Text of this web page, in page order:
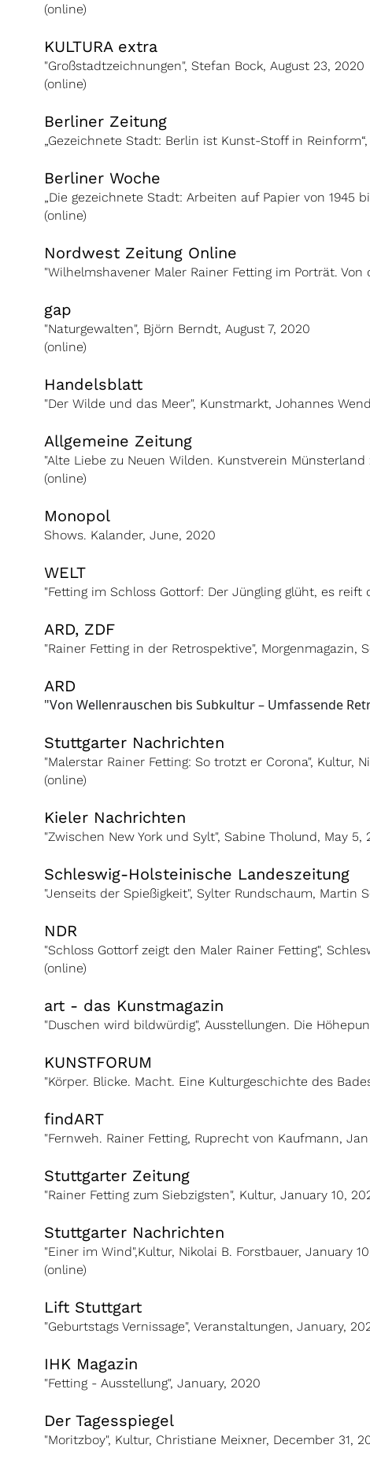
(online)
KULTURA extra
"Großstadtzeichnungen", Stefan Bock, August 23, 2020
(online)
Berliner Zeitung
„Gezeichnete Stadt: Berlin ist Kunst-Stoff in
Berliner Woche
„Die gezeichnete Stadt: Arbeiten auf Papier von 1945
(online)
Nordwest Zeitung Online
"Wilhelmshavener Maler Rainer Fetting im Porträt.
gap
"Naturgewalten", Björn Berndt, August 7, 2020
(online)
Handelsblatt
"Der Wilde und das Meer", Kunstmarkt, Johannes
Allgemeine Zeitung
"Alte Liebe zu Neuen Wilden. Kunstverein
(online)
Monopol
Shows. Kalander, June, 2020
WELT
"Fetting im Schloss Gottorf: Der Jüngling glüht, es reift
ARD, ZDF
"Rainer Fetting in der Retrospektive", Morgenmagazin,
ARD
"Von Wellenrauschen bis Subkultur – Umfassende
Stuttgarter Nachrichten
"Malerstar Rainer Fetting: So trotzt er Corona", Kultur,
(online)
Kieler Nachrichten
"Zwischen New York und Sylt", Sabine Tholund, May 5,
Schleswig-Holsteinische Landeszeitung
"Jenseits der Spießigkeit", Sylter Rundschaum, Martin
NDR
"Schloss Gottorf zeigt den Maler Rainer Fetting",
(online)
art - das Kunstmagazin
"Duschen wird bildwürdig", Ausstellungen. Die
KUNSTFORUM
"Körper. Blicke. Macht. Eine Kulturgeschichte des
findART
"Fernweh. Rainer Fetting, Ruprecht von Kaufmann,
Stuttgarter Zeitung
"Rainer Fetting zum Siebzigsten", Kultur, January 10,
Stuttgarter Nachrichten
"Einer im Wind",Kultur, Nikolai B. Forstbauer, January
(online)
Lift Stuttgart
"Geburtstags Vernissage", Veranstaltungen, January,
IHK Magazin
"Fetting - Ausstellung", January, 2020
Der Tagesspiegel
"Moritzboy", Kultur, Christiane Meixner, December 31,